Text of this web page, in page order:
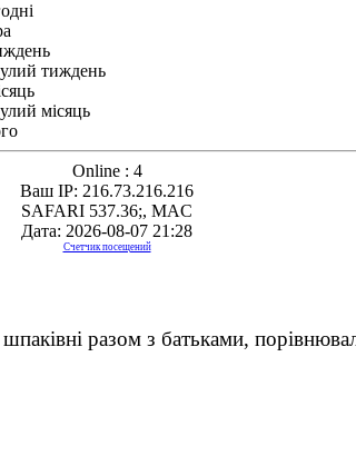
тиждень
місяць
Online : 4
Ваш IP: 216.73.216.216
SAFARI 537.36;, MAC
Дата: 2026-08-07 21:28
Счетчик посещений
разом з батьками,